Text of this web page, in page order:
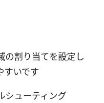
の割り当てを設定し
すいです
シューティング